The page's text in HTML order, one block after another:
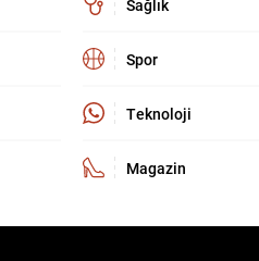
Sağlık
Spor
Teknoloji
Magazin